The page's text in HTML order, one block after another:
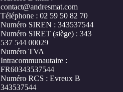
contact@andresmat.com
Téléphone : ‪02 59 50 82 70
Numéro SIREN : 343537544
Numéro SIRET (siège) : 343
537 544 00029
Numéro TVA
Intracommunautaire :
FR60343537544
Numéro RCS : Evreux B
343537544